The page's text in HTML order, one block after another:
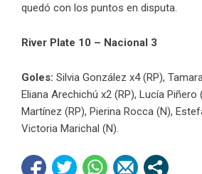
quedó con los puntos en disputa.
River Plate 10 – Nacional 3
Goles: Silvia González x4 (RP),
Eliana Arechichú x2 (RP), Lucía Piñero
Martínez (RP), Pierina Rocca (N),
Victoria Marichal (N).